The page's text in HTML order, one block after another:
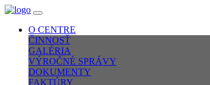
O CENTRE
ČINNOSŤ
GALÉRIA
VÝROČNÉ SPRÁVY
DOKUMENTY
FAKTÚRY